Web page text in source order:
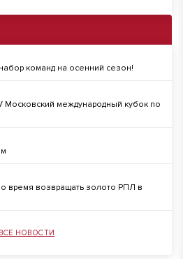
команд на осенний сезон!
Московский международный кубок по
время возвращать золото РПЛ в
ВСЕ НОВОСТИ